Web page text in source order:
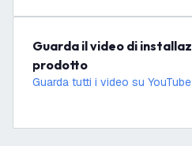
Guarda il video di installazione di questo
prodotto
Guarda tutti i video su YouTube